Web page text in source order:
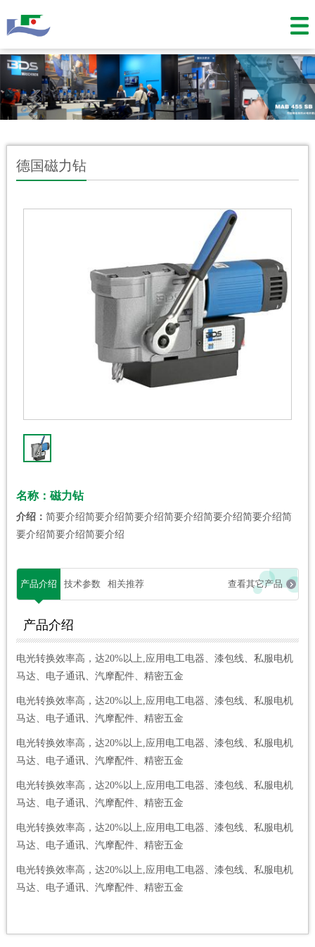
德国磁力钻
名称：磁力钻
介绍： 简要介绍简要介绍简要介绍简要介绍简要介绍简要介绍简
要介绍简要介绍简要介绍
产品介绍 技术参数 相关推荐 查看其它产品
产品介绍
电光转换效率高，达20%以上,应用电工电器、漆包线、私服电机
马达、电子通讯、汽摩配件、精密五金
电光转换效率高，达20%以上,应用电工电器、漆包线、私服电机
马达、电子通讯、汽摩配件、精密五金
电光转换效率高，达20%以上,应用电工电器、漆包线、私服电机
马达、电子通讯、汽摩配件、精密五金
电光转换效率高，达20%以上,应用电工电器、漆包线、私服电机
马达、电子通讯、汽摩配件、精密五金
电光转换效率高，达20%以上,应用电工电器、漆包线、私服电机
马达、电子通讯、汽摩配件、精密五金
电光转换效率高，达20%以上,应用电工电器、漆包线、私服电机
马达、电子通讯、汽摩配件、精密五金